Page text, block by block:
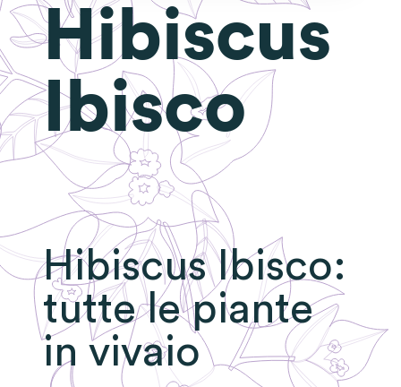
Hibiscus
Ibisco
Hibiscus Ibisco:
tutte le piante
in vivaio